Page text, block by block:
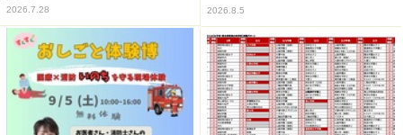
2026.7.28 2026.8.5